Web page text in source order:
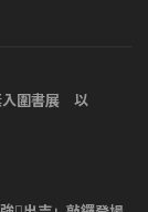
入圍書展 以